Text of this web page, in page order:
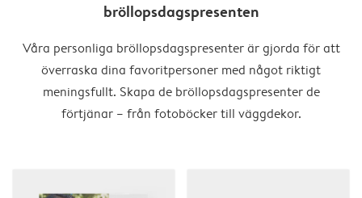
bröllopsdagspresenten
Våra personliga bröllopsdagspresenter är gjorda för att
överraska dina favoritpersoner med något riktigt
meningsfullt. Skapa de bröllopsdagspresenter de
förtjänar – från fotoböcker till väggdekor.